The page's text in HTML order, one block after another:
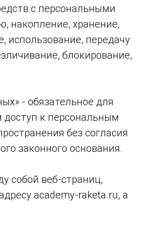
с персональными
накопление, хранение,
использование, передачу
блокирование,
- обязательное для
к персональным
без согласия
законного основания.
собой веб-страниц,
academy-raketa.ru, а